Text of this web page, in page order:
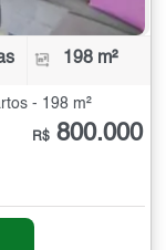
198 m²
- 198 m²
R$ 800.000